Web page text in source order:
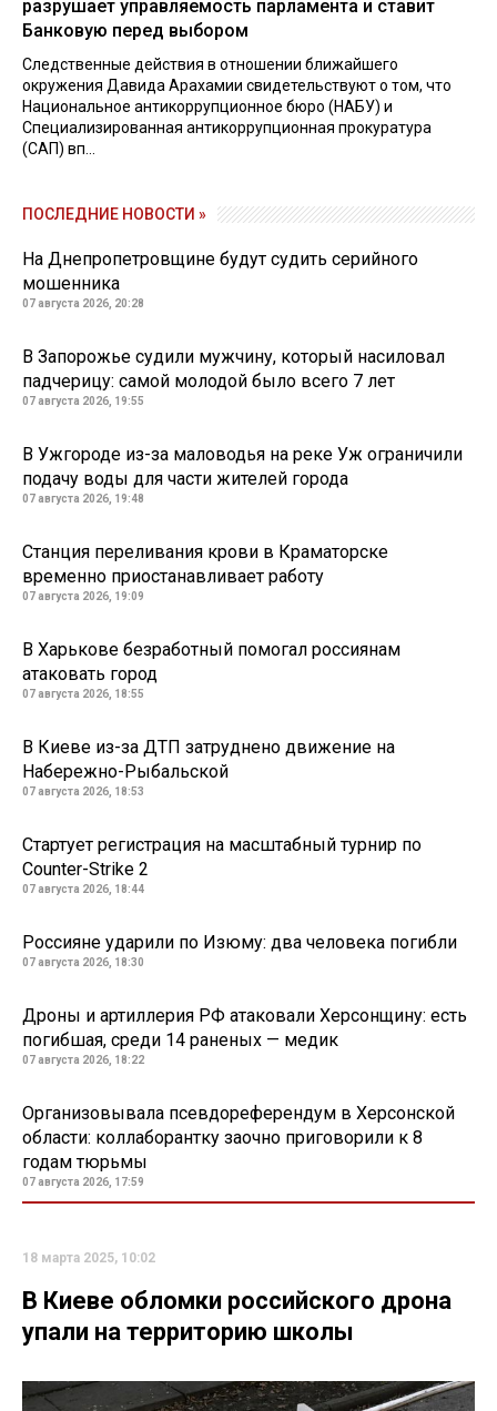
разрушает управляемость парламента и ставит
Банковую перед выбором
Следственные действия в отношении ближайшего
окружения Давида Арахамии свидетельствуют о том, что
Национальное антикоррупционное бюро (НАБУ) и
Специализированная антикоррупционная прокуратура
(САП) вп...
ПОСЛЕДНИЕ НОВОСТИ »
На Днепропетровщине будут судить серийного
мошенника
07 августа 2026, 20:28
В Запорожье судили мужчину, который насиловал
падчерицу: самой молодой было всего 7 лет
07 августа 2026, 19:55
В Ужгороде из-за маловодья на реке Уж ограничили
подачу воды для части жителей города
07 августа 2026, 19:48
Станция переливания крови в Краматорске
временно приостанавливает работу
07 августа 2026, 19:09
В Харькове безработный помогал россиянам
атаковать город
07 августа 2026, 18:55
В Киеве из-за ДТП затруднено движение на
Набережно-Рыбальской
07 августа 2026, 18:53
Стартует регистрация на масштабный турнир по
Counter-Strike 2
07 августа 2026, 18:44
Россияне ударили по Изюму: два человека погибли
07 августа 2026, 18:30
Дроны и артиллерия РФ атаковали Херсонщину: есть
погибшая, среди 14 раненых — медик
07 августа 2026, 18:22
Организовывала псевдореферендум в Херсонской
области: коллаборантку заочно приговорили к 8
годам тюрьмы
07 августа 2026, 17:59
18 марта 2025, 10:02
В Киеве обломки российского дрона
упали на территорию школы